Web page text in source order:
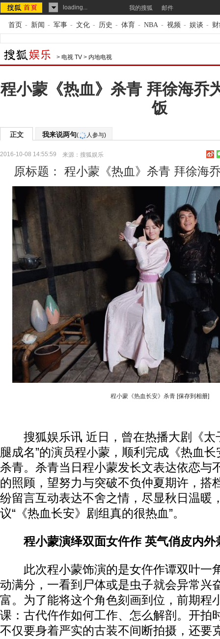
loading... 我的搜狐 邮件
首页 - 新闻 - 军事 - 文化 - 历史 - 体育 - NBA - 视频 - 娱谈 -
> 电视 TV > 内地电视
程小蒙《热血》杀青 拜徐海乔
饭
正文 我来说两句( 人参与)
2016-10-08 14:55:59 来源： 搜狐娱乐
原标题： 程小蒙《热血》杀青 拜徐海
程小蒙《热血长安》杀青 [保存到相册]
搜狐娱乐讯 近日，曾在热播大剧《太
腿成名”的演员程小蒙，顺利完成《热血
杀青。杀青当日程小蒙发长文表达依恋与
的照顾，望努力与突破不负仲夏期许，搭
纷留言互动表达不舍之情，尽显秋日温暖
议“《热血长安》剧组真的很热血”。
程小蒙演绎双面女仵作 英气俏皮内外
此次程小蒙饰演的是女仵作谭双叶一
动满分，一看到尸体或是虫子就会异常兴
富。为了能将这个角色刻画到位，前期程
课：古代仵作如何工作、怎么解剖。开拍
不仅要身着严实的古装不间断拍摄，还要